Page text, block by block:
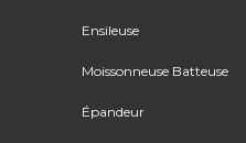
Ensileuse
Moissonneuse Batteuse
Épandeur